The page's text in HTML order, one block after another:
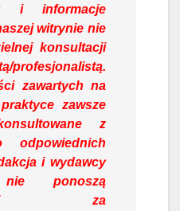
i informacje
witrynie nie
konsultacji
zawartych na
zawsze
z
odpowiednich
i wydawcy
ponoszą
za